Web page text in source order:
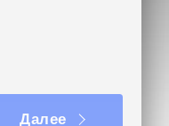
Далее